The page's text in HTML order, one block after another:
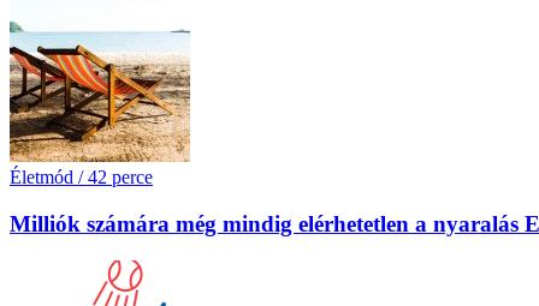
Életmód / 42 perce
Milliók számára még mindig elérhetetlen a nyaralás